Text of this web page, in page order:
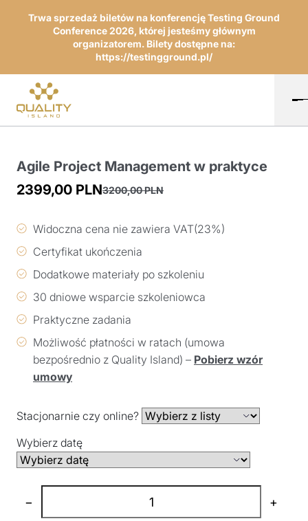
Trwa sprzedaż biletów na konferencję Testing Ground
Conference 2026, której jesteśmy głównym
organizatorem. Bilety dostępne na:
https://testingground.pl/
Agile Project Management w praktyce
3200,00PLN
cena
3200,00 PLN.
2399,00 PLN
cena
2399,00 PLN.
Widoczna cena nie zawiera VAT(23%)
Certyfikat ukończenia
Dodatkowe materiały po szkoleniu
30 dniowe wsparcie szkoleniowca
Praktyczne zadania
Możliwość płatności w ratach (umowa
bezpośrednio z Quality Island) – Pobierz wzór
umowy
Stacjonarnie czy online?
Wybierz datę
− +